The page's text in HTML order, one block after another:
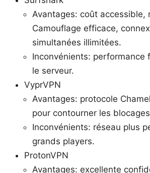
Avantages: coût accessible,
Camouflage efficace,
simultanées illimitées.
Inconvénients: performance
le serveur.
VyprVPN
Avantages: protocole
pour contourner les
Inconvénients: réseau plus
grands players.
ProtonVPN
Avantages: excellente